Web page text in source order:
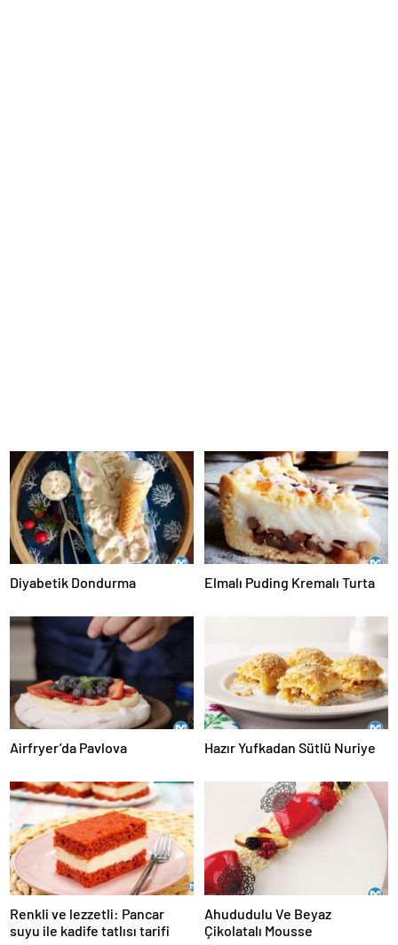
Diyabetik Dondurma Elmalı Puding Kremalı Turta
Airfryer’da Pavlova Hazır Yufkadan Sütlü Nuriye
Renkli ve lezzetli: Pancar
suyu ile kadife tatlısı tarifi
Ahududulu Ve Beyaz
Çikolatalı Mousse